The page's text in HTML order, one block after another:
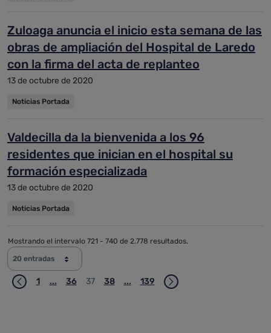
Zuloaga anuncia el inicio esta semana de las
obras de ampliación del Hospital de Laredo
con la firma del acta de replanteo
13 de octubre de 2020
Noticias Portada
Valdecilla da la bienvenida a los 96
residentes que inician en el hospital su
formación especializada
13 de octubre de 2020
Noticias Portada
20 entradas
Mostrando el intervalo 721 - 740 de 2.778 resultados.
Página
1 ...Páginas intermedias Use TAB para desplazarse.
Página
36 Página
37 Página
38 ...Páginas intermedias Use TAB para
Página
139